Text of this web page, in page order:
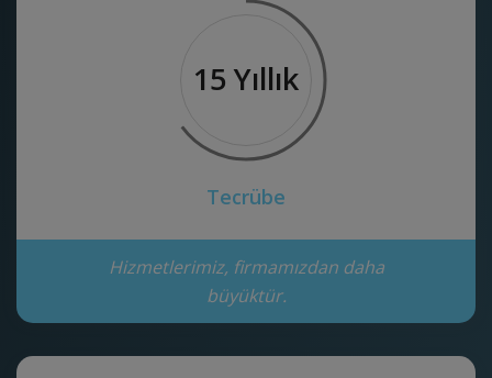
15 Yıllık
Tecrübe
Hizmetlerimiz, firmamızdan daha
büyüktür.